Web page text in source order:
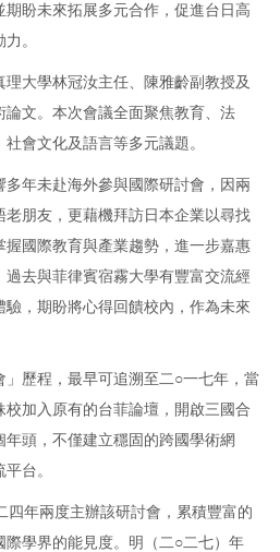
期盼未來拓展多元合作，促進台日高
。
大學林冠汝主任、陳雅齡副教授及
文。本次會議全面聚焦教育、法
會文化及語言等多元議題。
年未赴海外參與國際研討會，因兩
朋友，更藉機拜訪日本企業以尋找
國際教育與產業趨勢，進一步嘉惠
去與菲律賓宿霧大學有豐富交流經
，期盼將心得回饋校內，作為未來
歷程，最早可追溯至二○一七年，當
加入原有的台菲論壇，開啟三國合
頭，不僅建立穩固的跨國學術網
台。
四年兩度主辦該研討會，累積豐富的
學界的能見度。明（二○二七）年